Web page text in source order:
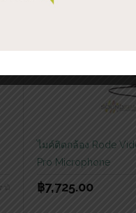
ไมค์ติดกล้อง Rode
Pro Microphone
฿7,725.00